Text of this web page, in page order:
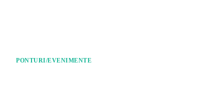
PONTURI/EVENIMENTE